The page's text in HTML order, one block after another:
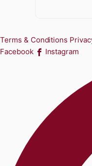
Terms & Conditions
Facebook
Instagram